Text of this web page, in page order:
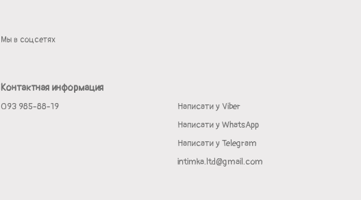
Мы в соцсетях
Контактная информация
093 985-88-19
Написати у Viber
Написати у WhatsApp
Написати у Telegram
intimka.ltd@gmail.com